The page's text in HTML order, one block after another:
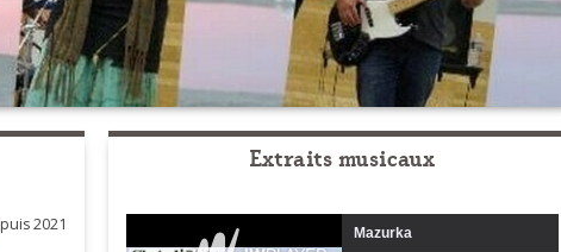
2021
Extraits musicaux
Mazurka